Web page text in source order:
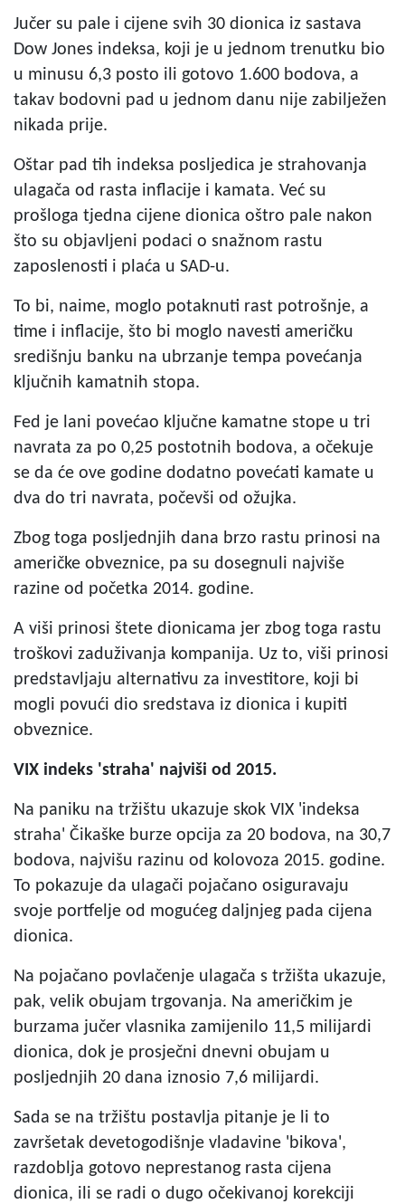
Jučer su pale i cijene svih 30 dionica iz sastava
Dow Jones indeksa, koji je u jednom trenutku bio
u minusu 6,3 posto ili gotovo 1.600 bodova, a
takav bodovni pad u jednom danu nije zabilježen
nikada prije.
Oštar pad tih indeksa posljedica je strahovanja
ulagača od rasta inflacije i kamata. Već su
prošloga tjedna cijene dionica oštro pale nakon
što su objavljeni podaci o snažnom rastu
zaposlenosti i plaća u SAD-u.
To bi, naime, moglo potaknuti rast potrošnje, a
time i inflacije, što bi moglo navesti američku
središnju banku na ubrzanje tempa povećanja
ključnih kamatnih stopa.
Fed je lani povećao ključne kamatne stope u tri
navrata za po 0,25 postotnih bodova, a očekuje
se da će ove godine dodatno povećati kamate u
dva do tri navrata, počevši od ožujka.
Zbog toga posljednjih dana brzo rastu prinosi na
američke obveznice, pa su dosegnuli najviše
razine od početka 2014. godine.
A viši prinosi štete dionicama jer zbog toga rastu
troškovi zaduživanja kompanija. Uz to, viši prinosi
predstavljaju alternativu za investitore, koji bi
mogli povući dio sredstava iz dionica i kupiti
obveznice.
VIX indeks 'straha' najviši od 2015.
Na paniku na tržištu ukazuje skok VIX 'indeksa
straha' Čikaške burze opcija za 20 bodova, na 30,7
bodova, najvišu razinu od kolovoza 2015. godine.
To pokazuje da ulagači pojačano osiguravaju
svoje portfelje od mogućeg daljnjeg pada cijena
dionica.
Na pojačano povlačenje ulagača s tržišta ukazuje,
pak, velik obujam trgovanja. Na američkim je
burzama jučer vlasnika zamijenilo 11,5 milijardi
dionica, dok je prosječni dnevni obujam u
posljednjih 20 dana iznosio 7,6 milijardi.
Sada se na tržištu postavlja pitanje je li to
završetak devetogodišnje vladavine 'bikova',
razdoblja gotovo neprestanog rasta cijena
dionica, ili se radi o dugo očekivanoj korekciji